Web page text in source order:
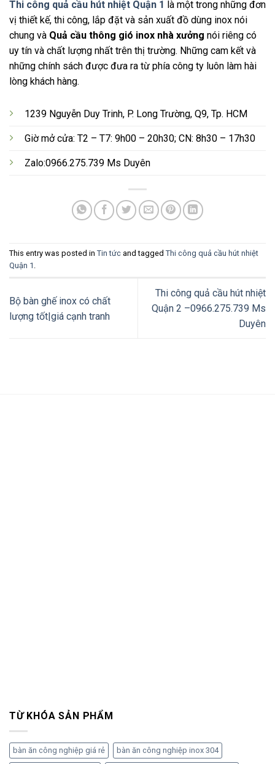
Thi công quả cầu hút nhiệt Quận 1 là một trong những đơn
vị thiết kế, thi công, lắp đặt và sản xuất đồ dùng inox nói
chung và Quả cầu thông gió inox nhà xưởng nói riêng có
uy tín và chất lượng nhất trên thị trường. Những cam kết và
những chính sách được đưa ra từ phía công ty luôn làm hài
lòng khách hàng.
1239 Nguyễn Duy Trinh, P. Long Trường, Q9, Tp. HCM
Giờ mở cửa: T2 – T7: 9h00 – 20h30; CN: 8h30 – 17h30
Zalo:0966.275.739 Ms Duyên
This entry was posted in Tin tức and tagged Thi công quả cầu hút nhiệt
Quận 1 .
Bộ bàn ghế inox có chất
lượng tốt|giá cạnh tranh
Thi công quả cầu hút nhiệt
Quận 2 –0966.275.739 Ms
Duyên
TỪ KHÓA SẢN PHẨM
bàn ăn công nghiệp giá rẻ bàn ăn công nghiệp inox 304